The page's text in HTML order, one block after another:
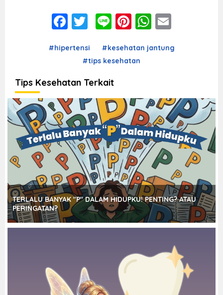
Facebook
Twitter
LinePinterest
#hipertensi
#kesehatan jantung
#tips kesehatan
Tips Kesehatan Terkait
TERLALU BANYAK "P" DALAM HIDUPKU! PENTING? ATAU
PERINGATAN?